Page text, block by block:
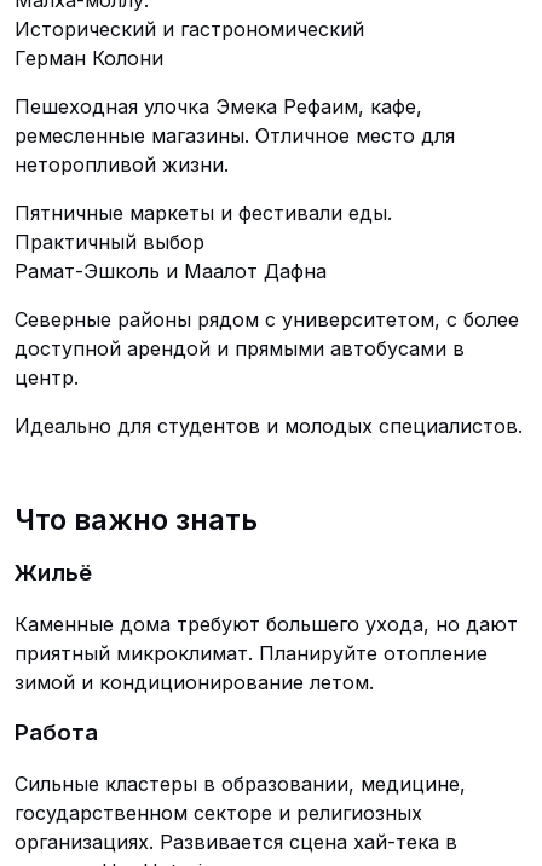
Исторический и гастрономический
Герман Колони
Пешеходная улочка Эмека Рефаим, кафе,
ремесленные магазины. Отличное место для
неторопливой жизни.
Пятничные маркеты и фестивали еды.
Практичный выбор
Рамат-Эшколь и Маалот Дафна
Северные районы рядом с университетом, с более
доступной арендой и прямыми автобусами в
центр.
Идеально для студентов и молодых специалистов.
Что важно знать
Жильё
Каменные дома требуют большего ухода, но дают
приятный микроклимат. Планируйте отопление
зимой и кондиционирование летом.
Работа
Сильные кластеры в образовании, медицине,
государственном секторе и религиозных
организациях. Развивается сцена хай-тека в